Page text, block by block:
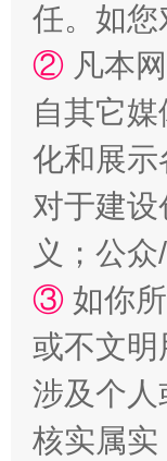
网上购
任。如
② 凡本
自其它
化和展
对于建
义；公
③ 如你
或不文
涉及个
核实属